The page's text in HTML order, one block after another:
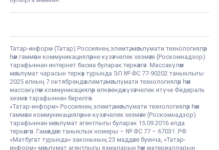
Татар-информ (Татар) Россиянең элемтә, мәгълүмати технологияләр
һәм гаммәви коммуникацияләрне күзәтчелек хезмәте (Роскомнадзор)
тарафыннан интернет басма буларак теркәлгән. Массакүләм
мәгълүмат чарасын теркәү турында ЭЛ № ФС 77-90202 таныклыгы
2025 елның 7 октябрендә элемтә, мәгълүмати технологияләр һәм
массакүләм коммуникацияләр өлкәсендә күзәтчелек итүче Федераль
хезмәт тарафыннан бирелгән.
«Татар-информ» Россиянең элемтә, мәгълүмати технологияләр һәм
гаммәви коммуникацияләрне күзәтчелек хезмәте (Роскомнадзор)
тарафыннан мәгълүмат агентлыгы буларак 15.09.2016 елда
теркәлгән. Гамәлдәге таныклык номеры – № ФС 77 – 67031. РФ
«Матбугат турында» законының 23 маддәсе буенча, «Татар-
информ» мәгълүмат агентлыгы язмаларын һәм материалларын